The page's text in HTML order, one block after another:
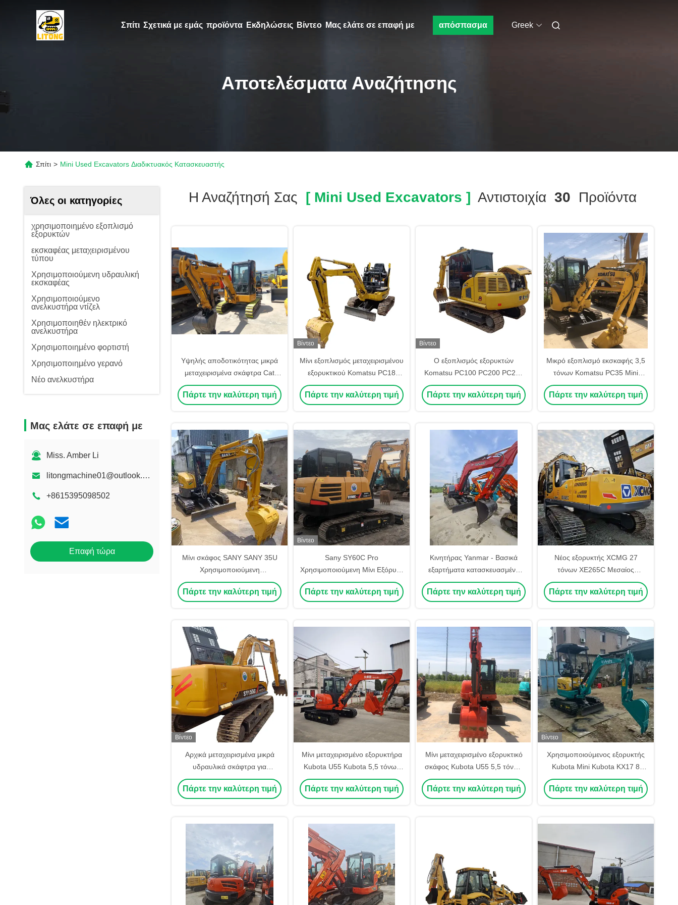
Σπίτι Σχετικά με εμάς προϊόντα Εκδηλώσεις Βίντεο Μας ελάτε σε επαφή με απόσπασμα Greek
Αποτελέσματα Αναζήτησης
Σπίτι > Mini Used Excavators Διαδικτυακός Κατασκευαστής
Όλες οι κατηγορίες
χρησιμοποιημένο εξοπλισμό
εξορυκτών
εκσκαφέας μεταχειρισμένου
τύπου
Χρησιμοποιούμενη υδραυλική
εκσκαφέας
Χρησιμοποιούμενο
ανελκυστήρα ντίζελ
Χρησιμοποιηθέν ηλεκτρικό
ανελκυστήρα
Χρησιμοποιημένο φορτιστή
Χρησιμοποιημένο γερανό
Νέο ανελκυστήρα
Μας ελάτε σε επαφή με
Miss. Amber Li
litongmachine01@outlook.com
+8615395098502
Επαφή τώρα
Η Αναζήτησή Σας [ Mini Used Excavators ] Αντιστοιχία 30 Προϊόντα
Υψηλής αποδοτικότητας μικρά
μεταχειρισμένα σκάφτρα Cat
303.5 3,5 τόνων μεταχειρισμένο
σκάφτη γάτας
Πάρτε την καλύτερη τιμή
Βίντεο
Μίνι εξοπλισμός μεταχειρισμένου
εξορυκτικού Komatsu PC18
PC18MR PC18MR-3 1,8 τόνων
Micro Trencher Hole Machine
Πάρτε την καλύτερη τιμή
Βίντεο
Ο εξοπλισμός εξορυκτών
Komatsu PC100 PC200 PC220
PC240 Χρησιμοποιείται με
χαμηλή κατανάλωση καυσίμου
Πάρτε την καλύτερη τιμή
Μικρό εξοπλισμό εκσκαφής 3,5
τόνων Komatsu PC35 Mini
Excavator Digger
Πάρτε την καλύτερη τιμή
Μίνι σκάφος SANY SANY 35U
Χρησιμοποιούμενη
κατασκευαστική μηχανή
Πάρτε την καλύτερη τιμή
Βίντεο
Sany SY60C Pro
Χρησιμοποιούμενη Μίνι Εξόρυξη
6 Τόνων Sany Sy75 Sy95
Χρησιμοποιούμενες Εξόρυξεις
Πάρτε την καλύτερη τιμή
Κινητήρας Yanmar - Βασικά
εξαρτήματα κατασκευασμένα
στην Ιαπωνία Υψηλής ποιότητας
Μεταχειρισμένο Yanmar VIO80
Πάρτε την καλύτερη τιμή
Νέος εξορυκτής XCMG 27
τόνων XE265C Μεσαίος
μεταχειρισμένος εξορυκτής Mini
Digger Κίνα αρχική εισαγόμενη
Πάρτε την καλύτερη τιμή
Βίντεο
Αρχικά μεταχειρισμένα μικρά
υδραυλικά σκάφτρα για
σπασμούς SANY SY55C SANY
26 35 55 60 75
Πάρτε την καλύτερη τιμή
Μίνι μεταχειρισμένο εξορυκτήρα
Kubota U55 Kubota 5,5 τόνων
Kubota U55 U35 U17 εξορυκτές
Πάρτε την καλύτερη τιμή
Μίνι μεταχειρισμένο εξορυκτικό
σκάφος Kubota U55 5,5 τόνων
Kubota U55 U35 U17 μηχανές
Πάρτε την καλύτερη τιμή
Βίντεο
Χρησιμοποιούμενος εξορυκτής
Kubota Mini Kubota KX17 8
τόνων κινητήρας λειτουργικού
βάρους
Πάρτε την καλύτερη τιμή